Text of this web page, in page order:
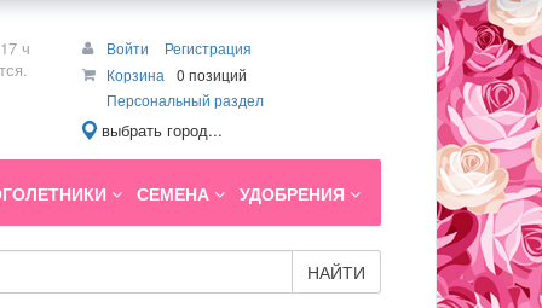
ч
Войти
Регистрация
Корзина
0 позиций
Персональный раздел
выбрать город...
СЕМЕНА УДОБРЕНИЯ
НАЙТИ